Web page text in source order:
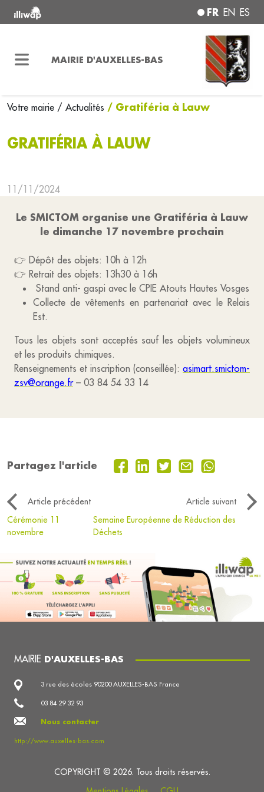
FR EN ES
MAIRIE D'AUXELLES-BAS
Votre mairie / Actualités / Gratiféria à Lauw
GRATIFÉRIA À LAUW
11/11/2024
Le SMICTOM organise une Gratiféria à Lauw
le dimanche 17 novembre prochain
👉 Dépôt des objets: 10h à 12h
👉 Retrait des objets: 13h30 à 16h
Stand anti- gaspi avec le CPIE Atouts Hautes Vosges
Collecte de vêtements en partenariat avec le Relais
Est.
Tous les objets sont acceptés sauf les objets volumineux
et les produits chimiques.
Renseignements et inscription (conseillée): asimart.smictom-
zsv@orange.fr– 03 84 54 33 14
Partagez l'article
Article précédent
Article suivant
Cérémonie 11
novembre
Semaine Européenne de Réduction des
Déchets
MAIRIE D'AUXELLES-BAS
3 rue des écoles 90200 AUXELLES-BAS France
03 84 29 32 93
Nous contacter
http://www.auxelles-bas.com
COPYRIGHT © 2026. Tous droits réservés.